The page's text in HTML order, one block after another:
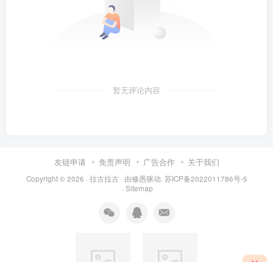
暂无评论内容
友链申请 免责声明 广告合作 关于我们
Copyright © 2026 · 拉古拉古 · 由修愚驱动. 苏ICP备2022011786号-5
· Sitemap